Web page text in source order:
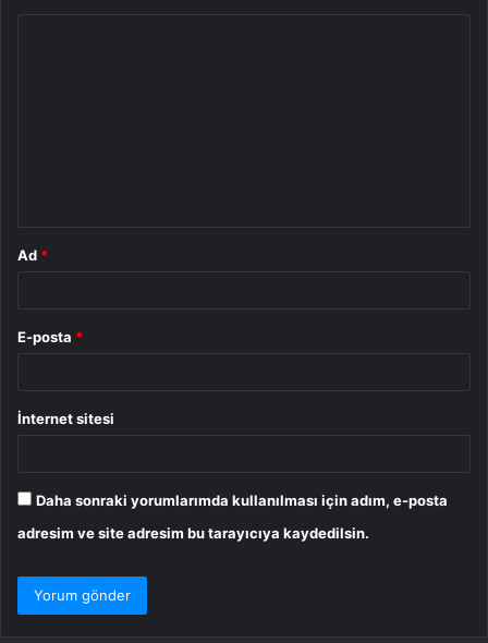
Ad *
E-posta *
İnternet sitesi
Daha sonraki yorumlarımda kullanılması için adım, e-posta
adresim ve site adresim bu tarayıcıya kaydedilsin.